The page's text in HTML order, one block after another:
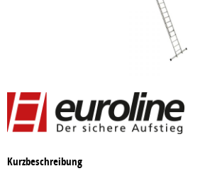
Kurzbeschreibung